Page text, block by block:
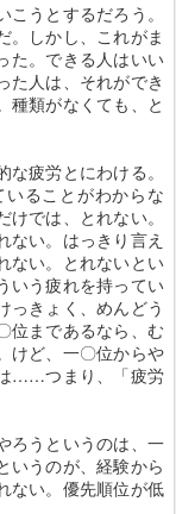
うとするだろう。
。しかし、これがま
。できる人はいい
た人は、それができ
種類がなくても、と
疲労とにわける。
ることがわからな
では、とれない。
ない。はっきり言え
ない。とれないとい
いう疲れを持ってい
っきょく、めんどう
位まであるなら、む
けど、一〇位からや
……つまり、「疲労
ろうというのは、一
いうのが、経験から
ない。優先順位が低